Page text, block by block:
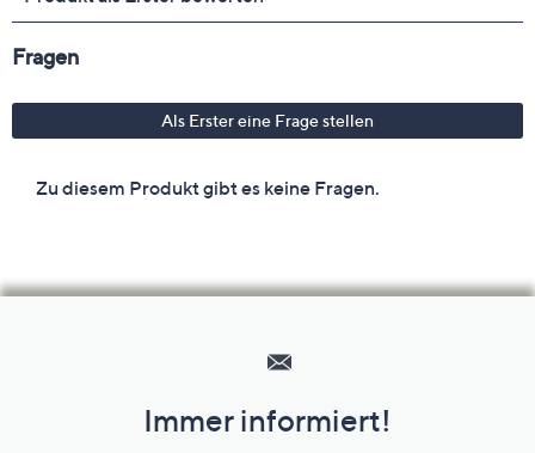
Unternehmensinformationen
Immer informiert!